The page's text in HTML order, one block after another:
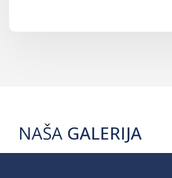
NAŠA GALERIJA